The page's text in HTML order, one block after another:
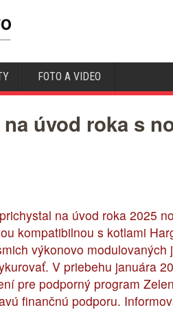
FOTO A VIDEO
na úvod roka s
na úvod roka 2025
kompatibilnou s kotlami
výkonovo
V priebehu januára
pre podporný program
finančnú podporu.